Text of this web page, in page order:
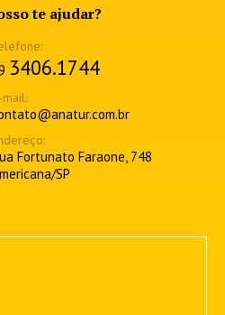
te ajudar?
3406.1744
Fortunato Faraone, 748
SP